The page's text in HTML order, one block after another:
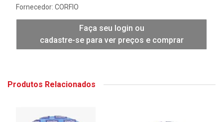
Fornecedor: CORFIO
Faça seu login ou
cadastre-se para ver preços e comprar
Produtos Relacionados